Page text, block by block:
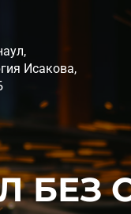
Исакова,
БЕЗ